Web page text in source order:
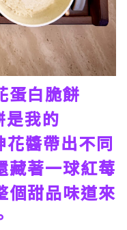
蛋白脆餅
我的
醬帶出不同
藏著一球紅莓
個甜品味道來